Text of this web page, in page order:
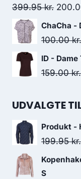
399.95kr.
price
was:
ChaCha -
100.00kr.
ID -
159.00kr.
UDVALGTE
Produkt -
199.95kr.
S